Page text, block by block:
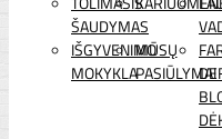
ŠAUDYMAS
IŠGYVENIMO
MOKYKLA
MŪSŲ
PASIŪLYMAI